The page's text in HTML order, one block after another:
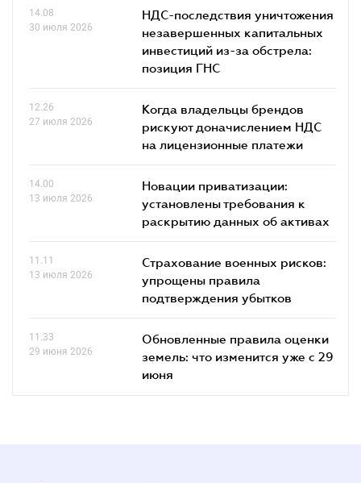
14.08
30 июля 2026
НДС-последствия уничтожения
незавершенных капитальных
инвестиций из-за обстрела:
позиция ГНС
12.26
27 июля 2026
Когда владельцы брендов
рискуют доначислением НДС
на лицензионные платежи
14.00
13 июля 2026
Новации приватизации:
установлены требования к
раскрытию данных об активах
11.11
13 июля 2026
Страхование военных рисков:
упрощены правила
подтверждения убытков
11.33
29 июня 2026
Обновленные правила оценки
земель: что изменится уже с 29
июня